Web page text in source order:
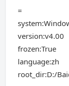
=
version:v4.00
frozen:True
language:zh
root_dir:D:/